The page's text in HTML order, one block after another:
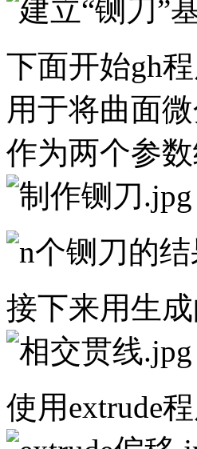
下面开始gh
用于将曲面
作为两个参
接下来用生
使用extrude